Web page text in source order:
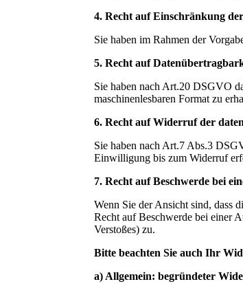
4. Recht auf Einschränkung
Sie haben im Rahmen der
5. Recht auf
Sie haben nach Art.20 DSGVO
maschinenlesbaren Format zu
6. Recht auf Widerruf der
Sie haben nach Art.7 Abs.3
Einwilligung bis zum Widerruf
7. Recht auf Beschwerde bei
Wenn Sie der Ansicht sind, dass
Recht auf Beschwerde bei einer
Verstoßes) zu.
Bitte beachten Sie auch Ihr
a) Allgemein: begründeter